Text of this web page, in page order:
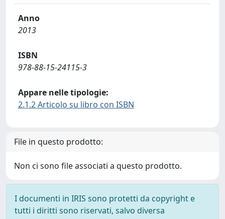
Anno
2013
ISBN
978-88-15-24115-3
Appare nelle tipologie:
2.1.2 Articolo su libro con ISBN
File in questo prodotto:
Non ci sono file associati a questo prodotto.
I documenti in IRIS sono protetti da copyright e
tutti i diritti sono riservati, salvo diversa